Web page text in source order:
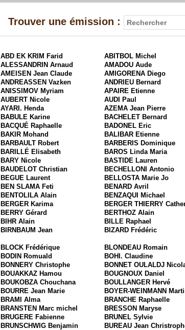
Trouver une émission :
ABD EK KRIM Farid ABITBOL Michel
ALESSANDRIN Arnaud
AMADOU Aude
AMEISEN Jean Claude
AMIGORENA Diego
ANDREASSEN Vazken
ANDRIEU Bernard
ANISSIMOV Myriam
APAIRE Etienne
AUBERT Nicole
AUDI Paul
AYARI. Henda
AZEMA Jean Pierre
BABULE Karine
BACHELET Bernard
BACQUÉ Raphaelle
BADONEL Eric
BAKIR Mohand
BALIBAR Etienne
BARBAULT Robert
BARBERIS Dominique
BARILLÉ Elisabeth
BAROS Linda Maria
BARY Nicole
BASTIDE Lauren
BAUDELOT Christian
BECHELLONI Antonio
BEGUE Laurent
BELLOSTA Marie Jo
BEN SLAMA Feti
BENARD Avril
BENTOLILA Alain
BENZAQUI Michael
BERGER Karima
BERGER THIERRY
BERRY Gérard
BERTHOZ Alain
BIHR Alain
BILLE Raphael
BIRNBAUM Jean
BIZARD Frédéric
BLOCK Frédérique
BLONDEAU Romain
BODIN Romuald
BOHI. Claudine
BONNERY Christophe
BONNET OULALDJ
BOUAKKAZ Hamou
BOUGNOUX Daniel
BOUKOBZA Chouchana
BOULLANGER Hervé
BOURRE Jean Marie
BOYER-WEINMANN
BRAMI Alma
BRANCHE Raphaelle
BRANSTEN Marc michel
BRESSON Maryse
BRUGERE Fabienne
BRUNEL Sylvie
BRUNSCHWIG Benjamin
BUREAU Jean